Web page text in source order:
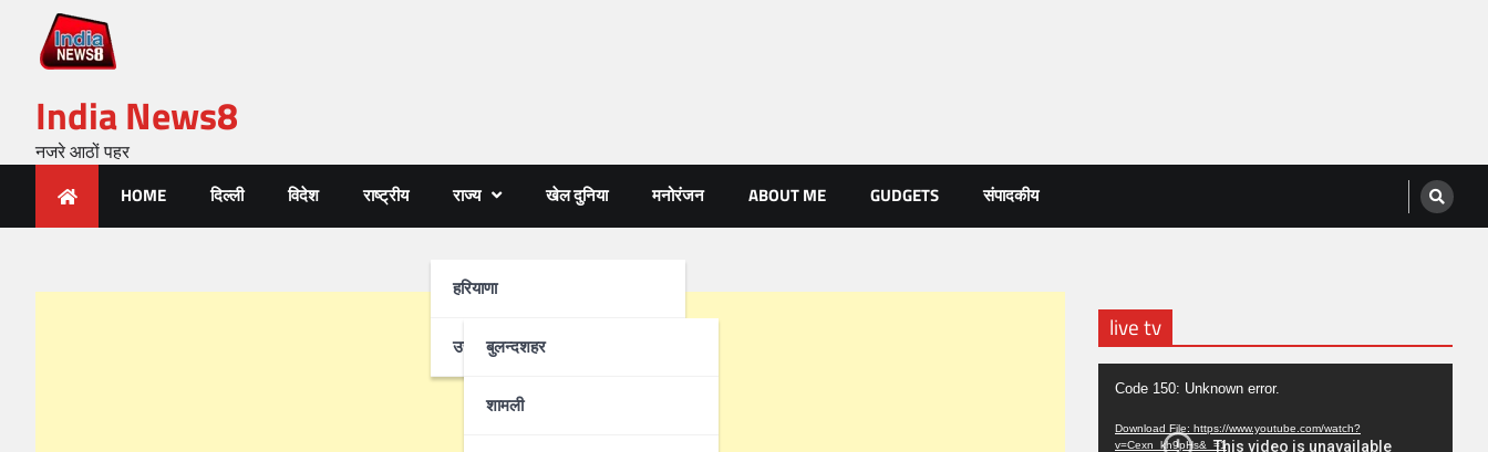
India News8
नजरे आठों पहर
HOME दिल्ली विदेश राष्ट्रीय राज्य
हरियाणा
उत्तर-प्रदेश
बुलन्दशहर
शामली
खेल दुनिया मनोरंजन ABOUT ME GUDGETS संपादकीय
live tv
Video
Player
Code 150: Unknown error.
Download File: https://www.youtube.com/watch?
v=Cexn_kh9pHs&_=1